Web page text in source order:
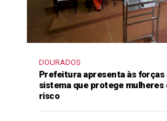
DOURADOS
Prefeitura apresenta às forças
sistema que protege mulheres
risco